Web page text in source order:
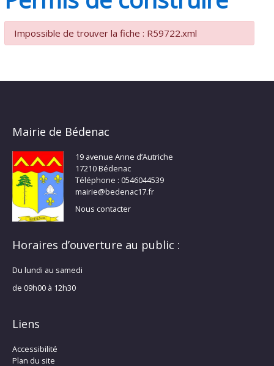
Impossible de trouver la fiche : R59722.xml
Mairie de Bédenac
19 avenue Anne d’Autriche
17210 Bédenac
Téléphone : 0546044539
mairie@bedenac17.fr
Nous contacter
Horaires d’ouverture au public :
Du lundi au samedi
de 09h00 à 12h30
Liens
Accessibilité
Plan du site